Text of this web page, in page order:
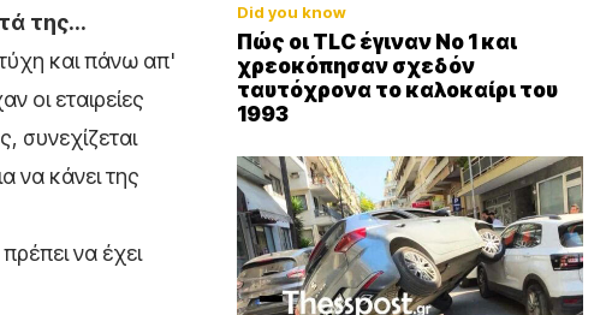
της…
και πάνω απ'
οι εταιρείες
συνεχίζεται
να κάνει της
να έχει
Did you know
Πώς οι TLC έγιναν Νο 1 και
χρεοκόπησαν σχεδόν
ταυτόχρονα το καλοκαίρι του
1993